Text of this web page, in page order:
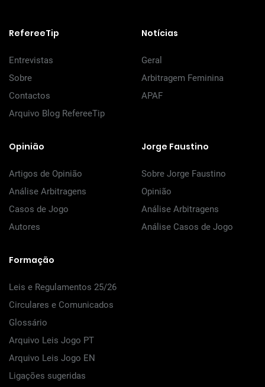
RefereeTip
Entrevistas
Sobre
Contactos
Arquivo Blog RefereeTip
Notícias
Geral
Arbitragem Feminina
APAF
Opinião
Artigos de Opinião
Análise Arbitragens
Casos de Jogo
Autores
Jorge Faustino
Sobre Jorge Faustino
Opinião
Análise Arbitragens
Análise Casos de Jogo
Formação
Leis e Regulamentos 25/26
Circulares e Comunicados
Glossário
Arquivo Leis Jogo PT
Arquivo Leis Jogo EN
Ligações sugeridas